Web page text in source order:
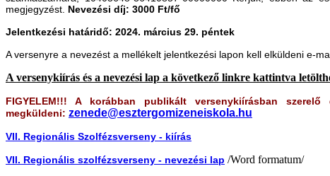
megjegyzést. Nevezési díj: 3000 Ft/fő
Jelentkezési határidő: 2024. március 29. péntek
A versenyre a nevezést a mellékelt jelentkezési lapon kell elküldeni e-
A versenykiírás és a nevezési lap a következő linkre kattintva
FIGYELEM!!! A korábban publikált versenykiírásban
megküldeni: zenede@esztergomizeneiskola.hu
VII. Regionális Szolfézsverseny - kiírás
VII. Regionális szolfézsverseny - nevezési lap /Word formatum/